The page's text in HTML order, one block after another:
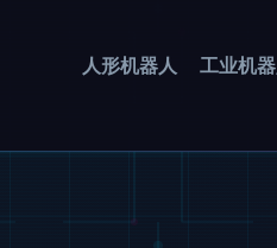
人形机器人 工业机